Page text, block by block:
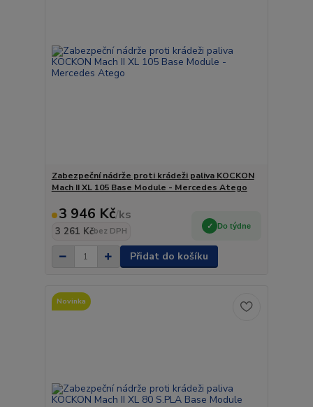
Zabezpeční nádrže proti krádeži paliva KOCKON
Mach II XL 105 Base Module - Mercedes Atego
3 946 Kč/ks
3 261 Kčbez DPH
Do týdne
Přidat do košíku
Novinka